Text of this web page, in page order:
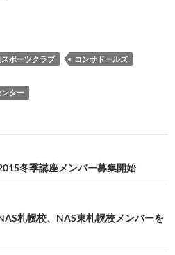
ポーツクラブ コンサドールズ
ター
冬季講座メンバー募集開始
札幌校、NAS東札幌校メンバーを